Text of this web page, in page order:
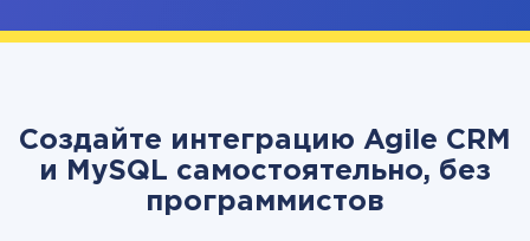
Создайте интеграцию Agile CRM
и MySQL самостоятельно, без
программистов